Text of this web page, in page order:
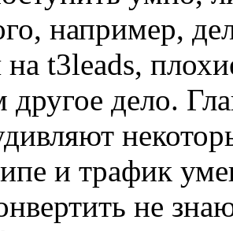
например,
t3leads,
другое дело.
и трафик
не